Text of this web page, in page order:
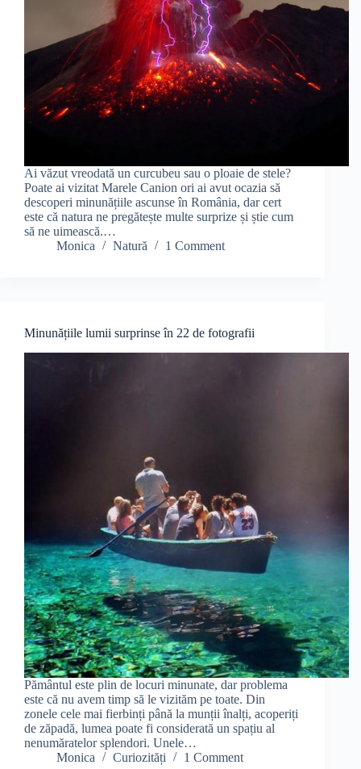
Ai văzut vreodată un curcubeu sau o ploaie de stele?
Poate ai vizitat Marele Canion ori ai avut ocazia să
descoperi minunățiile ascunse în România, dar cert
este că natura ne pregătește multe surprize și știe cum
să ne uimească.…
Monica
Natură 1 Comment
Minunățiile lumii surprinse în 22 de fotografii
Pământul este plin de locuri minunate, dar problema
este că nu avem timp să le vizităm pe toate. Din
zonele cele mai fierbinți până la munții înalți, acoperiți
de zăpadă, lumea poate fi considerată un spațiu al
nenumăratelor splendori. Unele…
Monica
Curiozități 1 Comment